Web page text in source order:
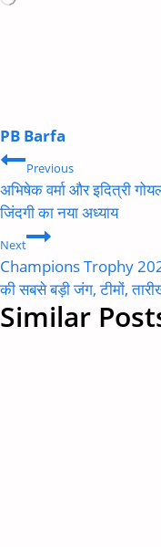
PB Barfa
Post
navigation
Previous
अभिषेक वर्मा और इदित्री
जिंदगी का नया अध्याय
Next
Champions Trophy
की सबसे बड़ी जंग, टीमों,
Similar